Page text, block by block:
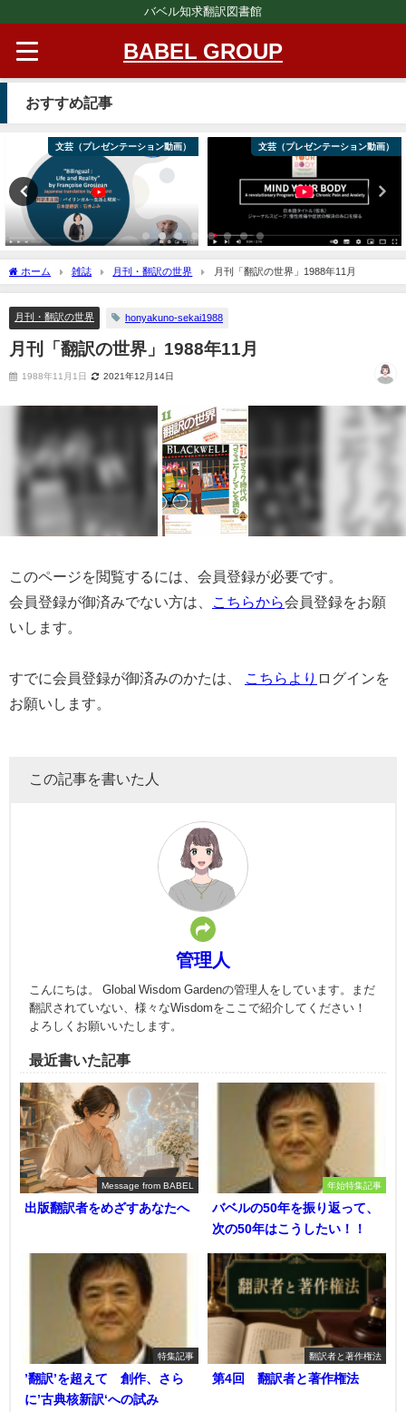
バベル知求翻訳図書館
BABEL GROUP
おすすめ記事
文芸（プレゼンテーション動画） 文芸（プレゼンテーション動画）
ホーム 雑誌 月刊・翻訳の世界 月刊「翻訳の世界」1988年11月
月刊・翻訳の世界 honyakuno-sekai1988
月刊「翻訳の世界」1988年11月
1988年11月1日 2021年12月14日
このページを閲覧するには、会員登録が必要です。
会員登録が御済みでない方は、
こちらから会員登録をお願
いします。
すでに会員登録が御済みのかたは、 こちらより ログインを
お願いします。
この記事を書いた人
管理人
こんにちは。 Global Wisdom Gardenの管理人をしています。まだ
翻訳されていない、様々なWisdomをここで紹介してください！
よろしくお願いいたします。
最近書いた記事
Message from BABEL
出版翻訳者をめざすあなたへ
年始特集記事
バベルの50年を振り返って、
次の50年はこうしたい！！
特集記事
’翻訳’を超えて 創作、さら
に’古典核新訳‘への試み
翻訳者と著作権法
第4回 翻訳者と著作権法